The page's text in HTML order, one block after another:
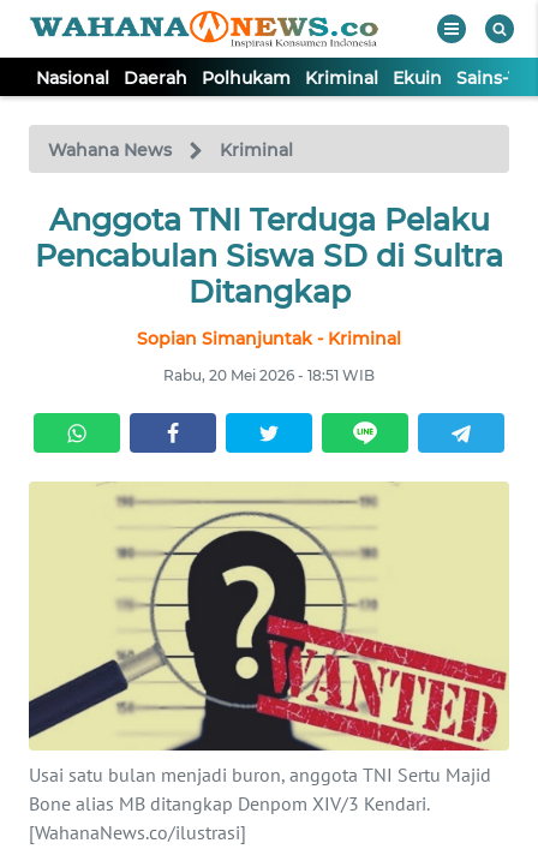
Nasional Daerah Polhukam Kriminal Ekuin Sains-
Wahana News Kriminal
Anggota TNI Terduga Pelaku
Pencabulan Siswa SD di Sultra
Ditangkap
Sopian Simanjuntak - Kriminal
Rabu, 20 Mei 2026 - 18:51 WIB
Usai satu bulan menjadi buron, anggota TNI Sertu Majid
Bone alias MB ditangkap Denpom XIV/3 Kendari.
[WahanaNews.co/ilustrasi]
TV
Tutup
NASIONAL
KRIMINAL
EKUIN
SAINS-TEKNO
KESEHATAN
INTERNASIONAL
SERBA-SERBI